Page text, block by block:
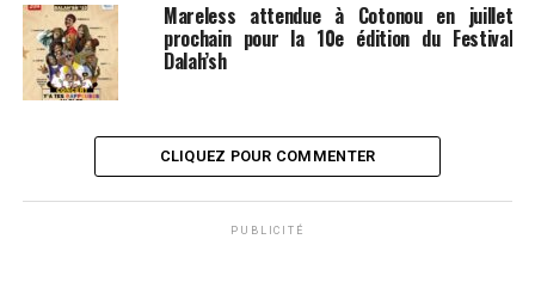
Mareless attendue à Cotonou en juillet
prochain pour la 10e édition du Festival
Dalah’sh
CLIQUEZ POUR COMMENTER
PUBLICITÉ